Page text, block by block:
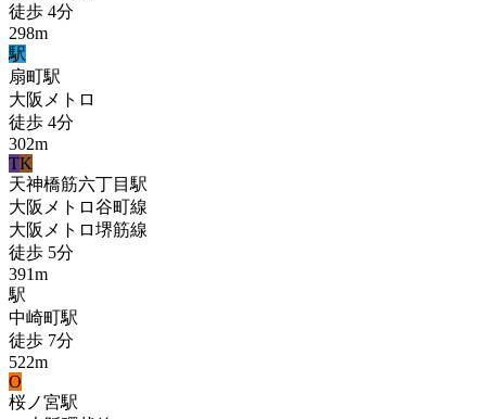
徒歩 4分
298m
駅
扇町駅
大阪メトロ
徒歩 4分
302m
TK
天神橋筋六丁目 駅
大阪メトロ谷町線
大阪メトロ堺筋線
徒歩 5分
391m
駅
中崎町駅
徒歩 7分
522m
O
桜ノ宮駅